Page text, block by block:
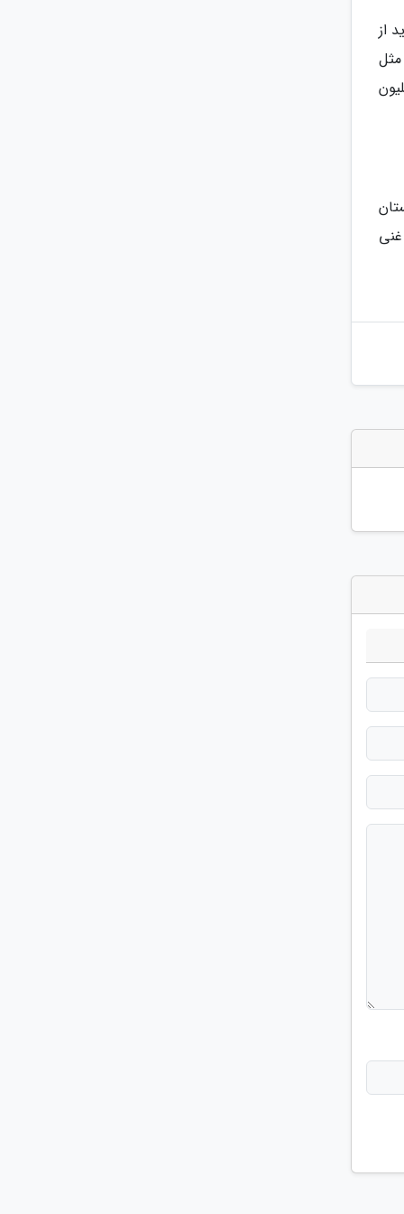
از